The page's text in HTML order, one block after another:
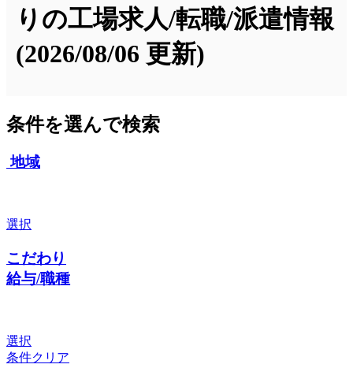
りの工場求人/転職/派遣情報
(2026/08/06 更新)
条件を選んで検索
地域
選択
こだわり
給与/職種
選択
条件クリア